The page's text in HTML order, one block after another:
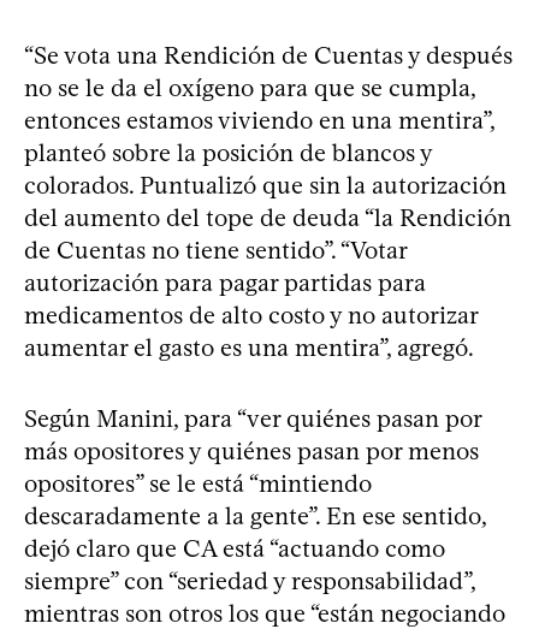
“Se vota una Rendición de Cuentas y después
no se le da el oxígeno para que se cumpla,
entonces estamos viviendo en una mentira”,
planteó sobre la posición de blancos y
colorados. Puntualizó que sin la autorización
del aumento del tope de deuda “la Rendición
de Cuentas no tiene sentido”. “Votar
autorización para pagar partidas para
medicamentos de alto costo y no autorizar
aumentar el gasto es una mentira”, agregó.
Según Manini, para “ver quiénes pasan por
más opositores y quiénes pasan por menos
opositores” se le está “mintiendo
descaradamente a la gente”. En ese sentido,
dejó claro que CA está “actuando como
siempre” con “seriedad y responsabilidad”,
mientras son otros los que “están negociando